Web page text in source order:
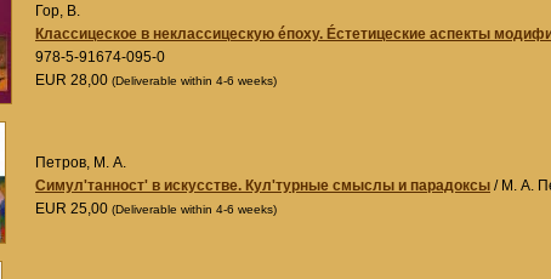
Гор, В.
Классицеское в неклассицескую éпоху. Éстетицеские аспекты
978-5-91674-095-0
EUR 28,00 (Deliverable within 4-6 weeks)
Петров, М. А.
Симул'танност' в искусстве. Кул'турные смыслы и парадоксы / М. А.
EUR 25,00 (Deliverable within 4-6 weeks)